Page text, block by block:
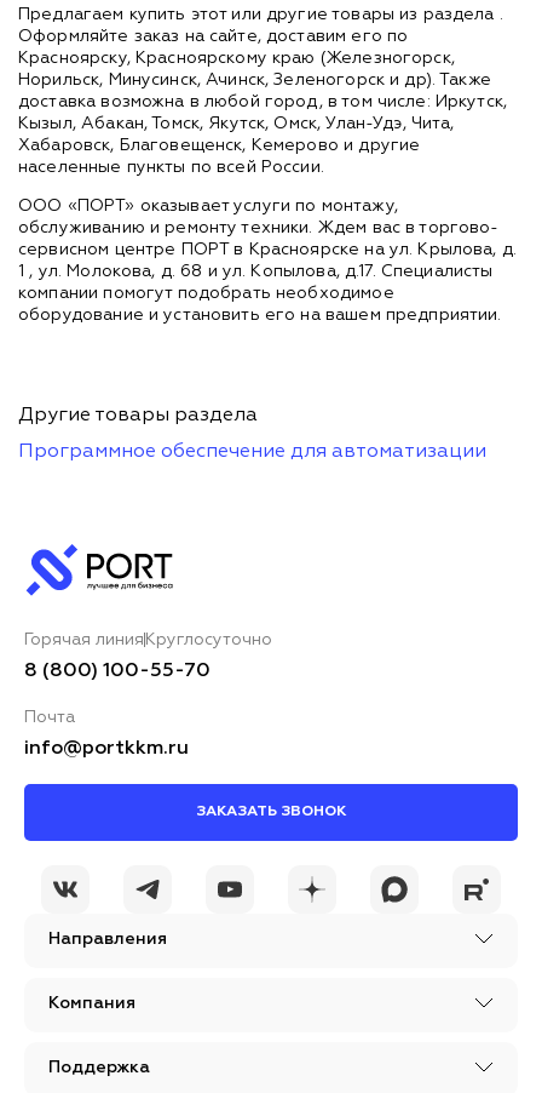
Предлагаем купить этот или другие товары из раздела .
Оформляйте заказ на сайте, доставим его по
Красноярску, Красноярскому краю (Железногорск,
Норильск, Минусинск, Ачинск, Зеленогорск и др). Также
доставка возможна в любой город, в том числе: Иркутск,
Кызыл, Абакан, Томск, Якутск, Омск, Улан-Удэ, Чита,
Хабаровск, Благовещенск, Кемерово и другие
населенные пункты по всей России.
ООО «ПОРТ» оказывает услуги по монтажу,
обслуживанию и ремонту техники. Ждем вас в торгово-
сервисном центре ПОРТ в Красноярске на ул. Крылова, д.
1 , ул. Молокова, д. 68 и ул. Копылова, д.17. Специалисты
компании помогут подобрать необходимое
оборудование и установить его на вашем предприятии.
Другие товары раздела
Программное обеспечение для автоматизации
Направления
Компания
Поддержка
Горячая линия Круглосуточно
8 (800) 100-55-70
Почта
info@portkkm.ru
ЗАКАЗАТЬ ЗВОНОК